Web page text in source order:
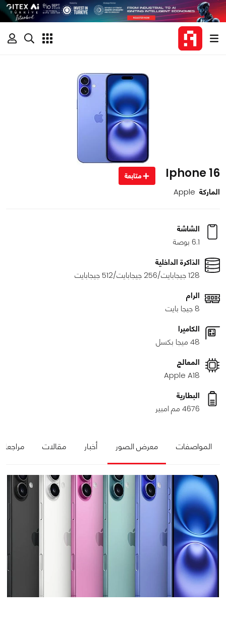
Iphone 16 متابعة
الماركة Apple
الشاشة
6.1 بوصة
الذاكرة الداخلية
128 جيجابايت/256 جيجابايت/512 جيجابايت
الرام
8 جيجا بايت
الكاميرا
48 ميجا بكسل
المعالج
Apple A18
البطارية
4676 مم امبير
المواصفات معرض الصور أخبار مقالات